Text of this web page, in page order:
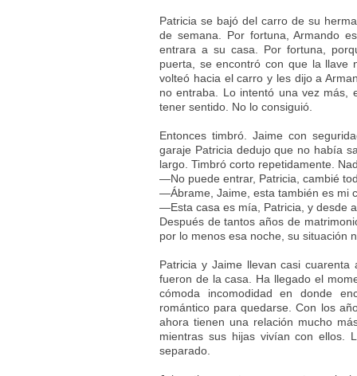
Patricia se bajó del carro de su
de semana. Por fortuna, Armando
entrara a su casa. Por fortuna,
puerta, se encontró con que la llave
volteó hacia el carro y les dijo a
no entraba. Lo intentó una vez más,
tener sentido. No lo consiguió.
Entonces timbró. Jaime con
garaje Patricia dedujo que no había
largo. Timbró corto repetidamente.
—No puede entrar, Patricia, cambié
—Ábrame, Jaime, esta también es mi
—Esta casa es mía, Patricia, y desde
Después de tantos años de
por lo menos esa noche, su situación
Patricia y Jaime llevan casi
fueron de la casa. Ha llegado el
cómoda incomodidad en donde
romántico para quedarse. Con los
ahora tienen una relación mucho
mientras sus hijas vivían con ellos.
separado.